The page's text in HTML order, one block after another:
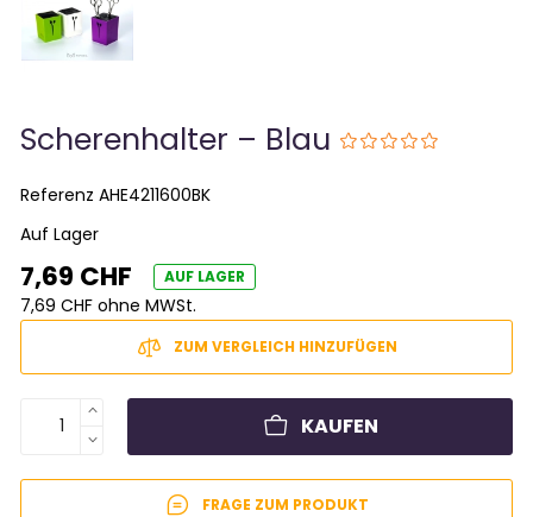
Scherenhalter – Blau
ReferenzAHE4211600BK
Auf Lager
7,69 CHF AUF LAGER
7,69 CHF ohne MWSt.
ZUM VERGLEICH HINZUFÜGEN
KAUFEN
FRAGE ZUM PRODUKT